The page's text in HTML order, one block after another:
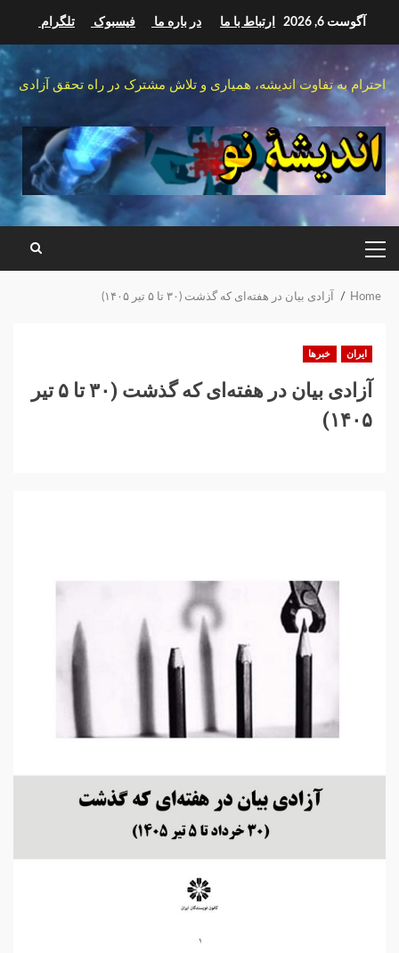
content
آگوست 6, 2026 ارتباط با ما در باره ما فیسبوک تلگرام
احترام به تفاوت اندیشه، همیاری و تلاش مشترک در راه تحقق آزادی
PRIMARY
MENU
Home آزادی بیان در هفته‌ای که گذشت (۳۰ تا ۵ تیر ۱۴۰۵)
ایران خبرها
آزادی بیان در هفته‌ای که گذشت (۳۰ تا ۵ تیر
۱۴۰۵)